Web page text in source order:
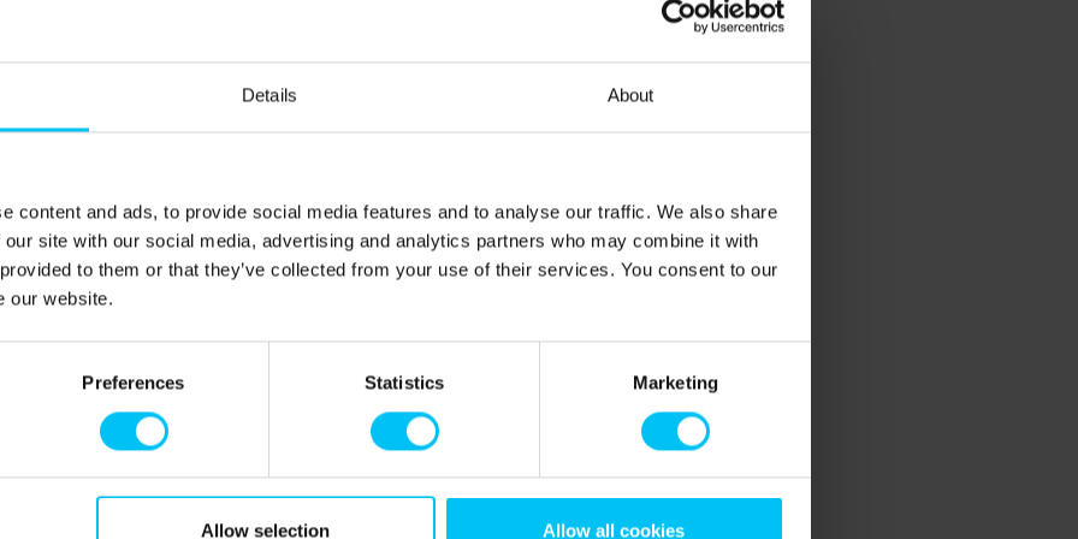
Details About
content and ads, to provide social media features and to analyse our traffic. We also share
site with our social media, advertising and analytics partners who may combine it with
to them or that they’ve collected from your use of their services. You consent to our
our website.
Preferences Statistics Marketing
Allow selection Allow all cookies
og Padelklub. Bringen Sie Tennisschläger und
ein paar sportliche Stunden.
befindet sich die berühmte Versandete Kirche, ein
in der Region. Weitere Sehenswürdigkeiten wie
erreichen Sie bequem zu Fuß. Am Yachthafen
befinden sich heute das Skagen Fischrestaurant
Fisch- und Meeresfrüchtegerichte direkt am Kai